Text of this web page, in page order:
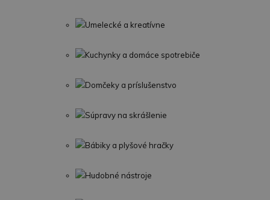
Umelecké a kreatívne
Kuchynky a domáce spotrebiče
Domčeky a príslušenstvo
Súpravy na skrášlenie
Bábiky a plyšové hračky
Hudobné nástroje